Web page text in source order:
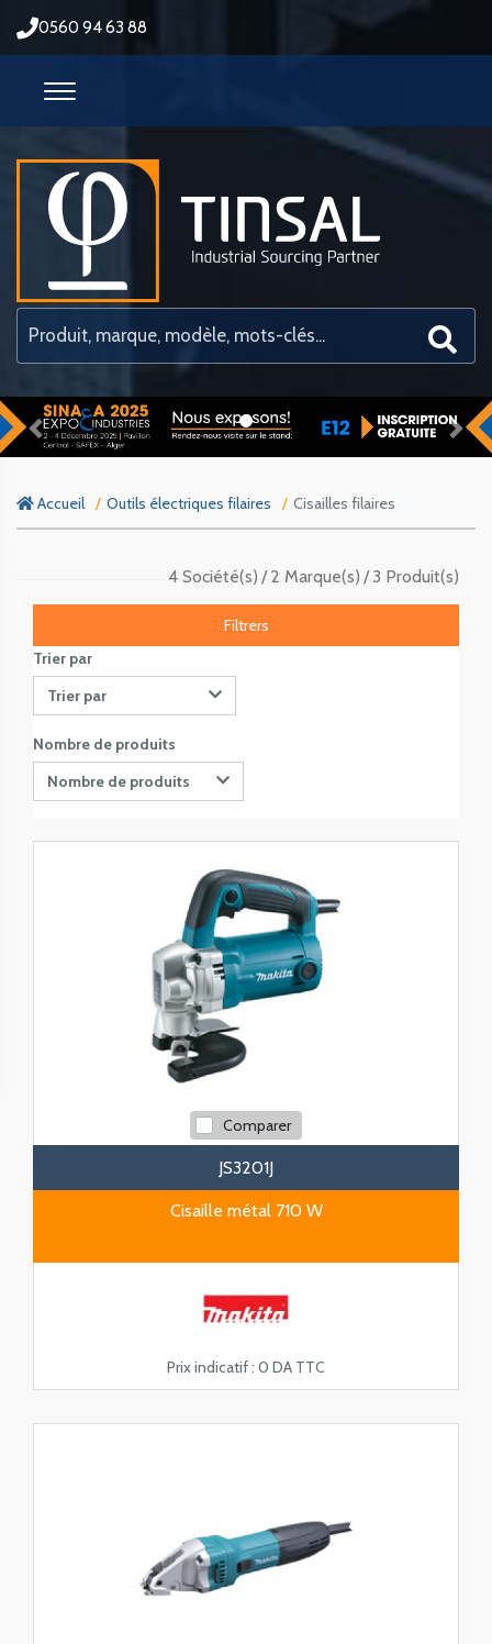
0560 94 63 88
Previous
Accueil Outils électriques filaires Cisailles filaires
3 Produit(s)
2 Marque(s)
4 Société(s)
Filtrers
Trier par
Trier par
Nombre de produits
Nombre de produits
Comparer
JS3201J
Cisaille métal 710 W
Prix indicatif : 0 DA TTC